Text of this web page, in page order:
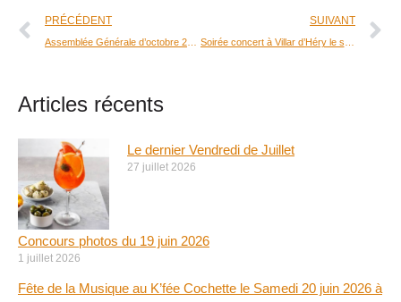
PRÉCÉDENT
Assemblée Générale d’octobre 2020 | Le Dauphiné
SUIVANT
Soirée concert à Villar d’Héry le samedi 19 juin 2021
Articles récents
Le dernier Vendredi de Juillet
27 juillet 2026
Concours photos du 19 juin 2026
1 juillet 2026
Fête de la Musique au K’fée Cochette le Samedi 20 juin 2026 à